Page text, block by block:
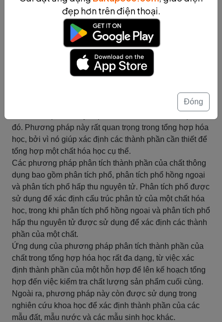
đạt được sản phẩm mong muốn.
Phân tích thành phần của chất
Phương pháp phân tích thành phần
Phương pháp phân tích thành phần của chất là quá trình
phân tích các thành phần của một chất hóa học để xác
đó. Phương pháp này rất quan trọng trong tổng hợp hóa
học, bởi vì nó giúp xác định các thành phần cần thiết để
tổng hợp một chất hóa học cụ thể.
Các phương pháp phân tích thành phần của chất thông
dụng bao gồm phân tích phổ, phân tích phổ hồng ngoại
và phân tích phổ hấp thu nguyên tử. Phân tích phổ được
sử dụng để xác định cấu trúc phân tử của một chất hóa
học, trong khi phân tích phổ hồng ngoại và phân tích phổ
hấp thu nguyên tử được sử dụng để xác định các thành
phần của một chất.
Ứng dụng của phương pháp phân tích thành phần của
chất trong tổng hợp hóa học rất đa dạng, từ việc xác
định thành phần của một hỗn hợp để lên kế hoạch tổng
hợp đến việc kiểm tra chất lượng sản phẩm cuối cùng.
Ngoài ra, phương pháp này còn được sử dụng trong
nghiên cứu khoa học để xác định thành phần của các
mẫu đất, mẫu nước và các mẫu sinh học khác.
đẹp hơn trên điện thoại.
Đóng